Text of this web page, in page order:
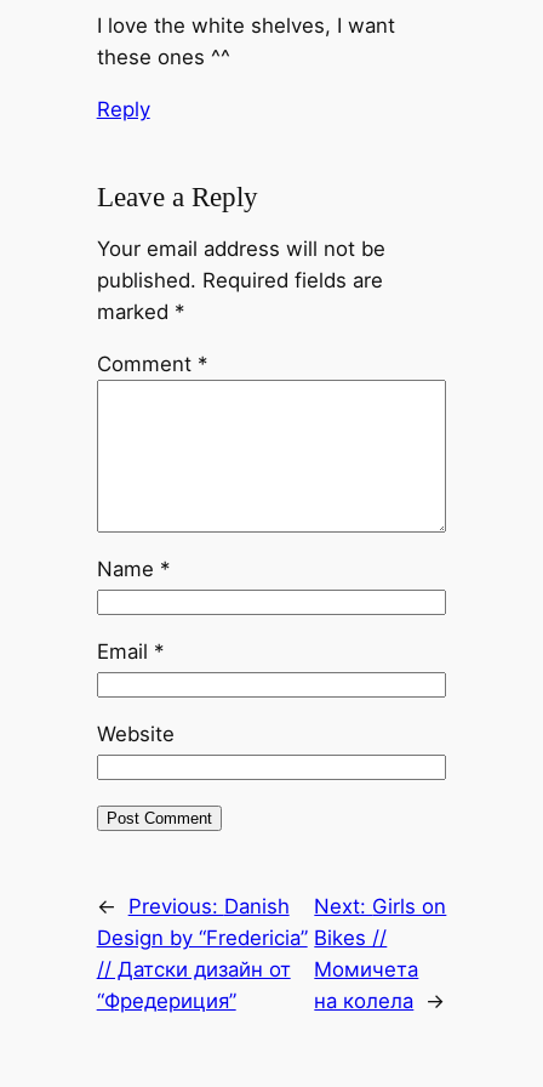
I love the white shelves, I want
these ones ^^
Reply
Leave a Reply
Your email address will not be
published. Required fields are
marked *
Comment *
Name *
Email *
Website
← Previous: Danish
Design by “Fredericia”
// Датски дизайн от
“Фредериция”
Next: Girls on
Bikes //
Момичета
на колела →